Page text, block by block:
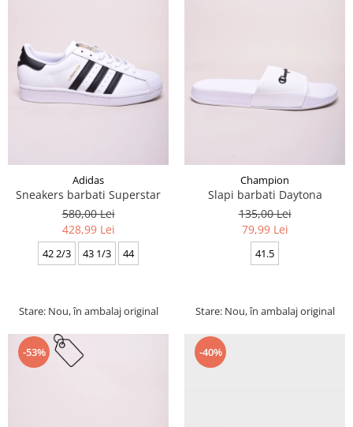
Adidas
Sneakers barbati Superstar
580,00 Lei
428,99 Lei
42 2/3 43 1/3 44
Stare: Nou, în ambalaj original
Champion
Slapi barbati Daytona
135,00 Lei
79,99 Lei
41.5
Stare: Nou, în ambalaj original
-53% -40%